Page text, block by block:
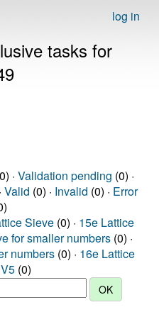
log in
tasks for
· Validation pending (0) ·
Valid (0) · Invalid (0) · Error
Sieve (0) · 15e Lattice
for smaller numbers (0) ·
numbers (0) · 16e Lattice
(0)